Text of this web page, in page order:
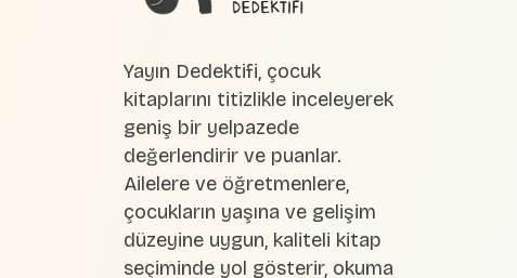
Yayın Dedektifi, çocuk
kitaplarını titizlikle inceleyerek
geniş bir yelpazede
değerlendirir ve puanlar.
Ailelere ve öğretmenlere,
çocukların yaşına ve gelişim
düzeyine uygun, kaliteli kitap
seçiminde yol gösterir, okuma